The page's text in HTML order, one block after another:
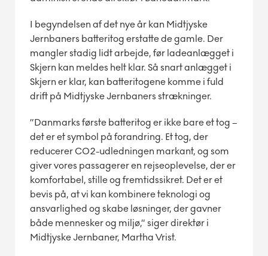
I begyndelsen af det nye år kan Midtjyske
Jernbaners batteritog erstatte de gamle. Der
mangler stadig lidt arbejde, før ladeanlægget i
Skjern kan meldes helt klar. Så snart anlægget i
Skjern er klar, kan batteritogene komme i fuld
drift på Midtjyske Jernbaners strækninger.
”Danmarks første batteritog er ikke bare et tog –
det er et symbol på forandring. Et tog, der
reducerer CO2-udledningen markant, og som
giver vores passagerer en rejseoplevelse, der er
komfortabel, stille og fremtidssikret. Det er et
bevis på, at vi kan kombinere teknologi og
ansvarlighed og skabe løsninger, der gavner
både mennesker og miljø,” siger direktør i
Midtjyske Jernbaner, Martha Vrist.